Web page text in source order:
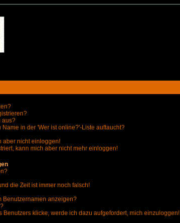
aus?
in der 'Wer ist online?'-Liste auftaucht?
aber nicht einloggen!
kann mich aber nicht mehr einloggen!
die Zeit ist immer noch falsch!
Benutzernamen anzeigen?
Benutzers klicke, werde ich dazu aufgefordert, mich einzuloggen!